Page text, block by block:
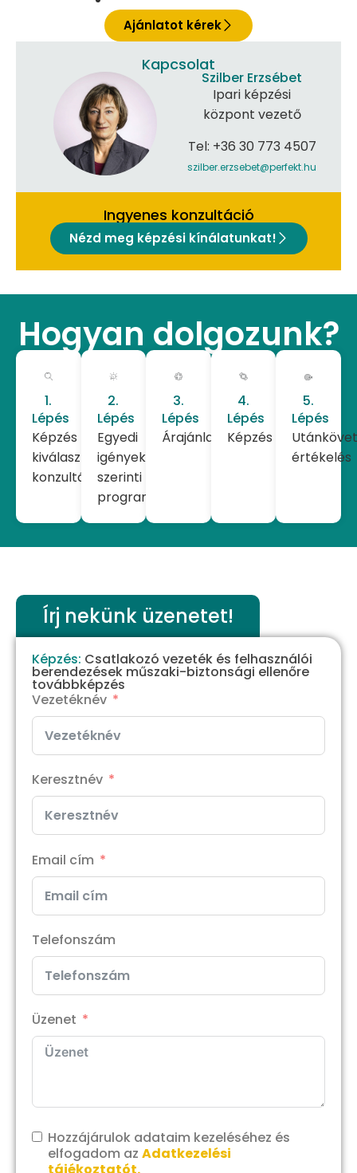
Ajánlatot kérek
Kapcsolat
Szilber Erzsébet
Ipari képzési
központ vezető
Tel: +36 30 773 4507
szilber.erzsebet@perfekt.hu
Ingyenes konzultáció
Nézd meg képzési kínálatunkat!
Hogyan dolgozunk?
1.
Lépés
Képzés
kiválasztása,
konzultáció
2.
Lépés
Egyedi
igények
szerinti
programkialakítás
3.
Lépés
Árajánlat
4.
Lépés
Képzés
5.
Lépés
értékelés
Írj nekünk üzenetet!
Képzés: Csatlakozó vezeték és felhasználói
berendezések műszaki-biztonsági ellenőre
továbbképzés
Vezetéknév
Keresztnév
Email cím
Telefonszám
Üzenet
Hozzájárulok adataim kezeléséhez és
elfogadom az Adatkezelési
tájékoztatót.